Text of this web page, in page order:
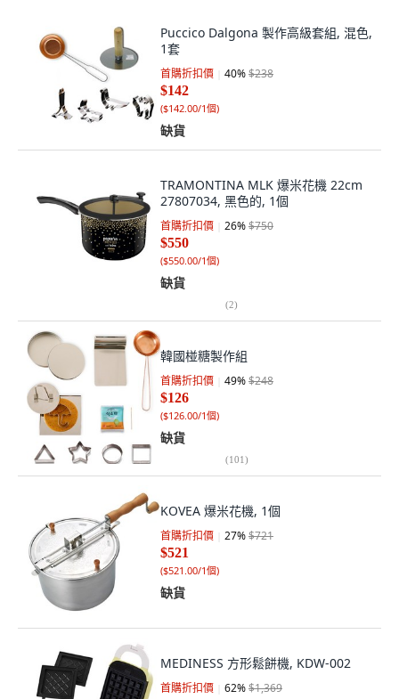
Puccico Dalgona 製作高級套組, 混色,
1套
首購折扣價 40%$238
$142
($142.00/1個)
缺貨
TRAMONTINA MLK 爆米花機 22cm
27807034, 黑色的, 1個
首購折扣價 26%$750
$550
($550.00/1個)
缺貨
(2)
韓國椪糖製作組
首購折扣價 49%$248
$126
($126.00/1個)
缺貨
(101)
KOVEA 爆米花機, 1個
首購折扣價 27%$721
$521
($521.00/1個)
缺貨
MEDINESS 方形鬆餅機, KDW-002
首購折扣價 62%$1,369